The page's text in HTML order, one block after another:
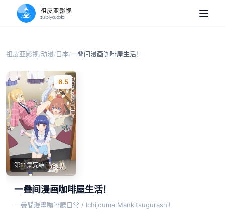
祖皮亚影视/动漫/日本/一叠间漫画咖啡屋生活！
6.5
第11集完结
一叠间漫画咖啡屋生活！
一疊間漫畫咖啡廳日常 / Ichijouma Mankitsugurashi!